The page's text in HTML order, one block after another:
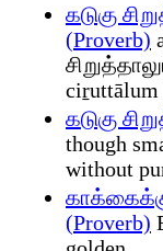
கடுகு
(Proverb)
ciṟuttālum
கடுகு
though
without
(Proverb)